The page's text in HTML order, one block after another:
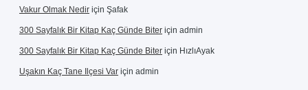
Vakur Olmak Nedir için Şafak
300 Sayfalık Bir Kitap Kaç Günde Biter için admin
300 Sayfalık Bir Kitap Kaç Günde Biter için HızlıAyak
Uşakın Kaç Tane Ilçesi Var için admin